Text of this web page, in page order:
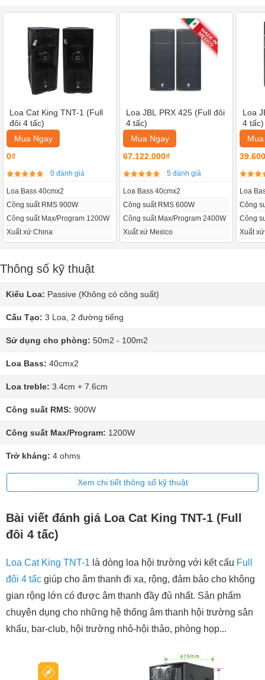
Loa Cat King TNT-1 (Full
đôi 4 tấc)
Mua Ngay
0₫
0 đánh giá
Loa Bass 40cmx2
Công suất RMS 900W
Công suất Max/Program 1200W
Xuất xứ China
Loa JBL PRX 425 (Full đôi
4 tấc)
Mua Ngay
67.122.000₫
5 đánh giá
Loa Bass 40cmx2
Công suất RMS 600W
Công suất Max/Program 2400W
Xuất xứ Mexico
Loa
4 tấc)
Loa
Công
Công
Xuất
Thông số kỹ thuật
Kiểu Loa: Passive (Không có công suất)
Cấu Tạo: 3 Loa, 2 đường tiếng
Sử dụng cho phòng: 50m2 - 100m2
Loa Bass: 40cmx2
Loa treble: 3.4cm + 7.6cm
Công suất RMS: 900W
Công suất Max/Program: 1200W
Trở kháng: 4 ohms
Xem chi tiết thông số kỹ thuật
Bài viết đánh giá Loa Cat King TNT-1 (Full
đôi 4 tấc)
Loa Cat King TNT-1 là dòng loa hội trường với kết cấu Full
đôi 4 tấc giúp cho âm thanh đi xa, rộng, đảm bảo cho không
gian rộng lớn có được âm thanh đầy đủ nhất. Sản phẩm
chuyên dụng cho những hệ thống âm thanh hội trường sân
khấu, bar-club, hội trường nhỏ-hội thảo, phòng họp...